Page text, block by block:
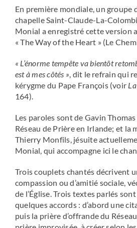
En première mondiale, un groupe
chapelle Saint-Claude-La-
Monial a enregistré cette version
« The Way of the Heart » (Le
« L’énorme tempête va bientôt
est à mes côtés », dit le refrain qui
kérygme du Pape François (voir
164).
Les paroles sont de Gavin
Réseau de Prière en Irlande; et la
Thierry Monfils, jésuite
Monial, qui accompagne ici le
Trois couplets chantés décrivent
compassion ou d’amitié sociale,
de l’Église. Trois textes parlés
quelques accords : d’abord une
puis la prière d’offrande du